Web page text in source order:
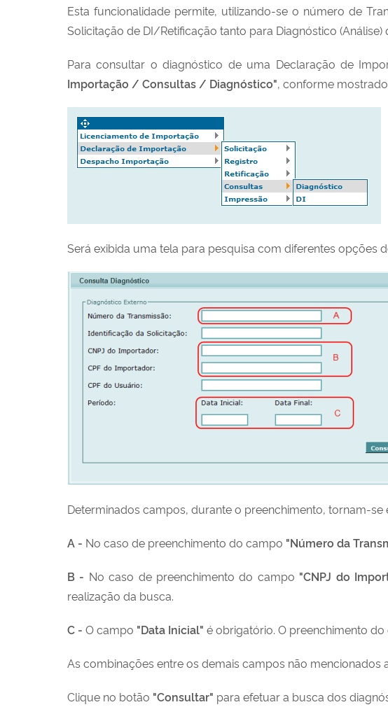
Esta funcionalidade permite, utilizando-se o número de
Solicitação de DI/Retificação tanto para Diagnóstico (Análise)
Para consultar o diagnóstico de uma Declaração de
Importação / Consultas / Diagnóstico", conforme
Será exibida uma tela para pesquisa com diferentes opções
Determinados campos, durante o preenchimento, tornam-se
A - No caso de preenchimento do campo "Número da
B - No caso de preenchimento do campo "CNPJ do
realização da busca.
C - O campo "Data Inicial" é obrigatório. O preenchimento
As combinações entre os demais campos não mencionados
Clique no botão "Consultar" para efetuar a busca dos